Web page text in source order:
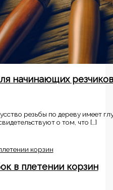
начинающих резчиков
резьбы по дереву имеет
о том, что […]
в плетении корзин